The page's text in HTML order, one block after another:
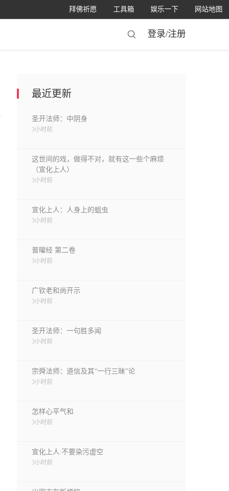
网站地图
娱乐一下
工具箱
拜佛祈愿
登录/注册
最近更新
圣开法师：中阴身
3小时前
这世间的戏，做得不对，就有这一些个麻烦
（宣化上人）
3小时前
宣化上人：人身上的蛆虫
3小时前
普曜经 第二卷
3小时前
广钦老和尚开示
3小时前
圣开法师：一句胜多闻
3小时前
宗舜法师：道信及其“一行三昧”论
3小时前
怎样心平气和
3小时前
宣化上人:不要染污虚空
3小时前